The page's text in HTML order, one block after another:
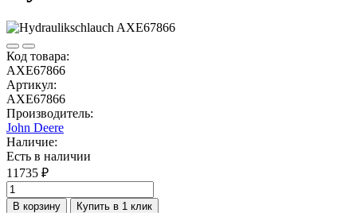
Код товара:
AXE67866
Артикул:
AXE67866
Производитель:
John Deere
Наличие:
Есть в наличии
11735 ₽
В корзину Купить в 1 клик